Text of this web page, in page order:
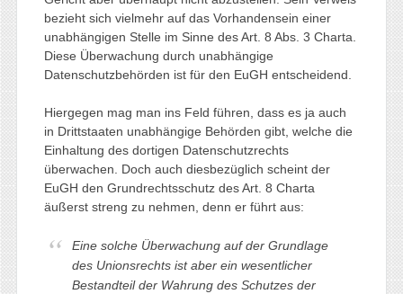
bezieht sich vielmehr auf das Vorhandensein einer
unabhängigen Stelle im Sinne des Art. 8 Abs. 3 Charta.
Diese Überwachung durch unabhängige
Datenschutzbehörden ist für den EuGH entscheidend.
Hiergegen mag man ins Feld führen, dass es ja auch
in Drittstaaten unabhängige Behörden gibt, welche die
Einhaltung des dortigen Datenschutzrechts
überwachen. Doch auch diesbezüglich scheint der
EuGH den Grundrechtsschutz des Art. 8 Charta
äußerst streng zu nehmen, denn er führt aus:
Eine solche Überwachung auf der Grundlage
des Unionsrechts ist aber ein wesentlicher
Bestandteil der Wahrung des Schutzes der